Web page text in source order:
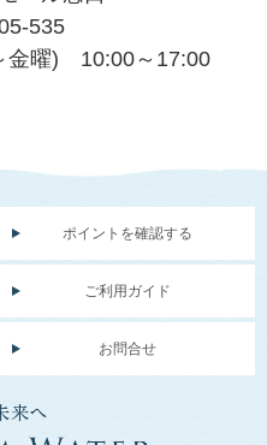
535
金曜) 10:00～17:00
ポイントを確認する
ご利用ガイド
お問合せ